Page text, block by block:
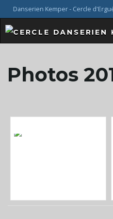
Danserien Kemper - Cercle
Photos